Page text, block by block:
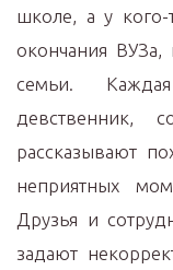
школе, а у кого-
окончания ВУЗа,
семьи.
девственник,
рассказывают
неприятных
Друзья и
задают